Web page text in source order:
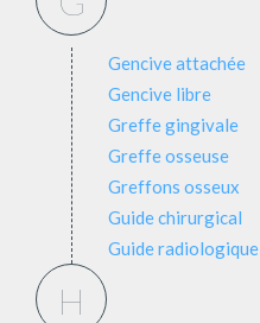
Gencive attachée
Gencive libre
Greffe gingivale
Greffe osseuse
Greffons osseux
Guide chirurgical
Guide radiologique
H